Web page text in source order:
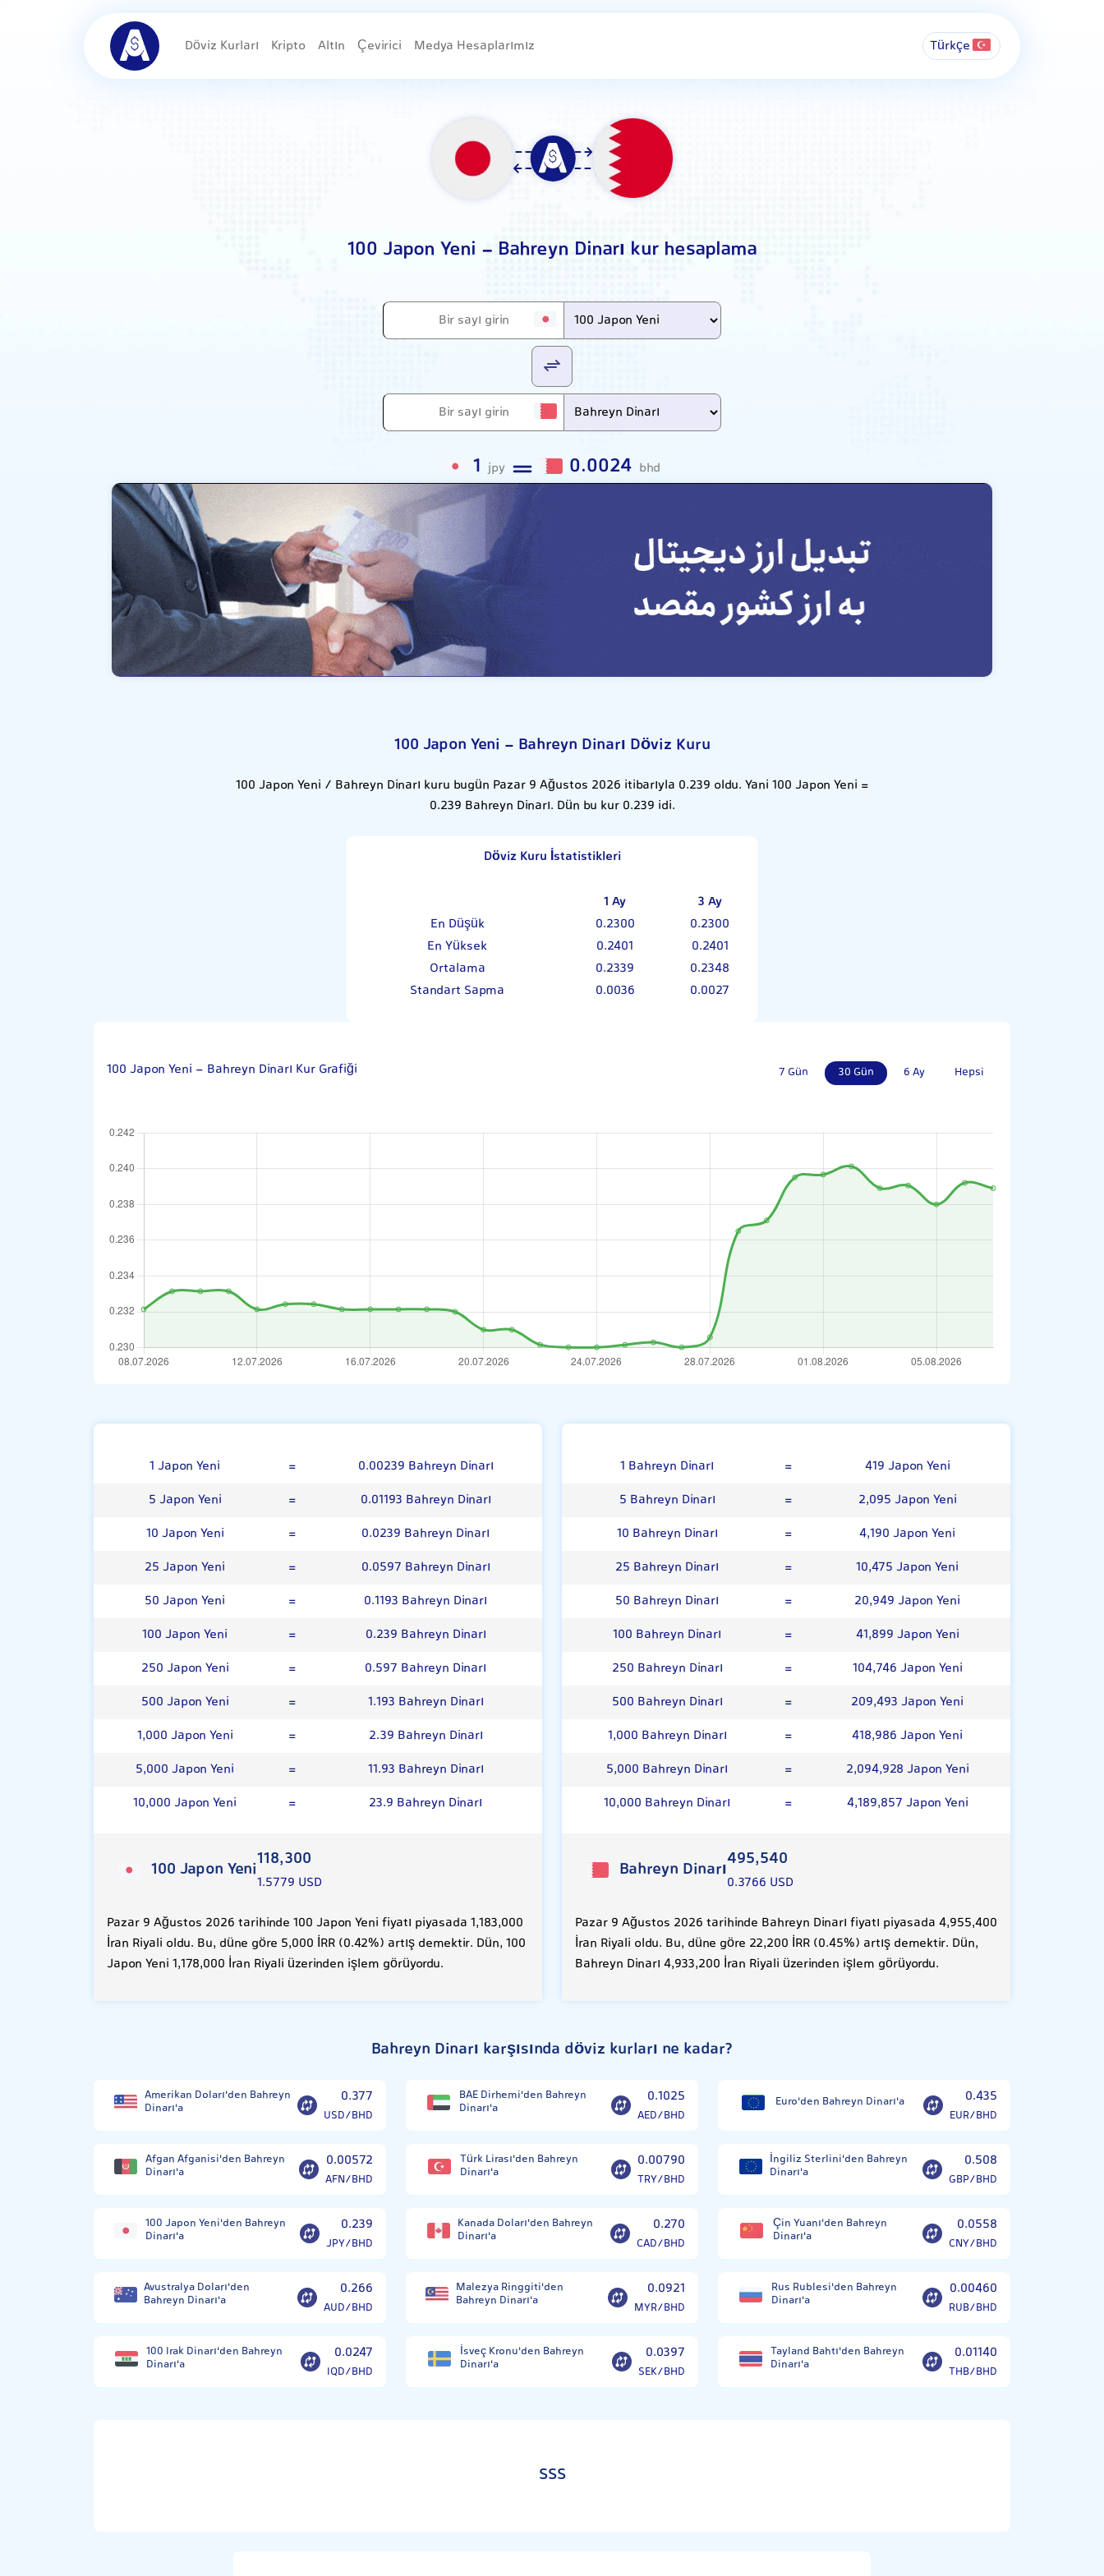
Döviz Kurları Kripto Altın Çevirici Medya Hesaplarımız Türkçe
100 Japon Yeni - Bahreyn Dinarı kur hesaplama
1 jpy 0.0024 bhd
100 Japon Yeni - Bahreyn Dinarı Döviz Kuru
100 Japon Yeni / Bahreyn Dinarı kuru bugün Pazar 9 Ağustos 2026 itibarıyla 0.239 oldu. Yani 100 Japon Yeni =
0.239 Bahreyn Dinarı. Dün bu kur 0.239 idi.
Döviz Kuru İstatistikleri
1 Ay
3 Ay
En Düşük
0.2300
0.2300
En Yüksek
0.2401
0.2401
Ortalama
0.2339
0.2348
Standart Sapma
0.0036 0.0027
100 Japon Yeni - Bahreyn Dinarı Kur Grafiği 7 Gün 30 Gün 6 Ay Hepsi
1 Japon Yeni =
0.00239 Bahreyn Dinarı
5 Japon Yeni
=
0.01193 Bahreyn Dinarı
10 Japon Yeni
=
0.0239 Bahreyn Dinarı
25 Japon Yeni
=
0.0597 Bahreyn Dinarı
50 Japon Yeni
=
0.1193 Bahreyn Dinarı
100 Japon Yeni
=
0.239 Bahreyn Dinarı
250 Japon Yeni
=
0.597 Bahreyn Dinarı
500 Japon Yeni
=
1.193 Bahreyn Dinarı
1,000 Japon Yeni
=
2.39 Bahreyn Dinarı
5,000 Japon Yeni
=
11.93 Bahreyn Dinarı
10,000 Japon Yeni
= 23.9 Bahreyn Dinarı
100 Japon Yeni118,300
1.5779 USD
Pazar 9 Ağustos 2026 tarihinde 100 Japon Yeni fiyatı piyasada 1,183,000
İran Riyali oldu. Bu, düne göre 5,000 İRR (0.42%) artış demektir. Dün, 100
Japon Yeni 1,178,000 İran Riyali üzerinden işlem görüyordu.
1 Bahreyn Dinarı =
419 Japon Yeni
5 Bahreyn Dinarı
=
2,095 Japon Yeni
10 Bahreyn Dinarı
=
4,190 Japon Yeni
25 Bahreyn Dinarı
=
10,475 Japon Yeni
50 Bahreyn Dinarı
=
20,949 Japon Yeni
100 Bahreyn Dinarı
=
41,899 Japon Yeni
250 Bahreyn Dinarı
=
104,746 Japon Yeni
500 Bahreyn Dinarı
=
209,493 Japon Yeni
1,000 Bahreyn Dinarı
=
418,986 Japon Yeni
5,000 Bahreyn Dinarı
=
2,094,928 Japon Yeni
10,000 Bahreyn Dinarı
= 4,189,857 Japon Yeni
Bahreyn Dinarı495,540
0.3766 USD
Pazar 9 Ağustos 2026 tarihinde Bahreyn Dinarı fiyatı piyasada 4,955,400
İran Riyali oldu. Bu, düne göre 22,200 İRR (0.45%) artış demektir. Dün,
Bahreyn Dinarı 4,933,200 İran Riyali üzerinden işlem görüyordu.
Bahreyn Dinarı karşısında döviz kurları ne kadar?
Amerikan Doları'den Bahreyn
Dinarı'a
0.377
USD/BHD
BAE Dirhemi'den Bahreyn
Dinarı'a
0.1025
AED/BHD
Euro'den Bahreyn Dinarı'a 0.435
EUR/BHD
Afgan Afganisi'den Bahreyn
Dinarı'a
0.00572
AFN/BHD
Türk Lirası'den Bahreyn
Dinarı'a
0.00790
TRY/BHD
İngiliz Sterlini'den Bahreyn
Dinarı'a
0.508
GBP/BHD
100 Japon Yeni'den Bahreyn
Dinarı'a
0.239
JPY/BHD
Kanada Doları'den Bahreyn
Dinarı'a
0.270
CAD/BHD
Çin Yuanı'den Bahreyn
Dinarı'a
0.0558
CNY/BHD
Avustralya Doları'den
Bahreyn Dinarı'a
0.266
AUD/BHD
Malezya Ringgiti'den
Bahreyn Dinarı'a
0.0921
MYR/BHD
Rus Rublesi'den Bahreyn
Dinarı'a
0.00460
RUB/BHD
100 Irak Dinarı'den Bahreyn
Dinarı'a
0.0247
IQD/BHD
İsveç Kronu'den Bahreyn
Dinarı'a
0.0397
SEK/BHD
Tayland Bahtı'den Bahreyn
Dinarı'a
0.01140
THB/BHD
SSS